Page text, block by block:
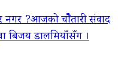
नगर ?आजको चौैतारी संवाद
बिजय डालमियाँसँग ।